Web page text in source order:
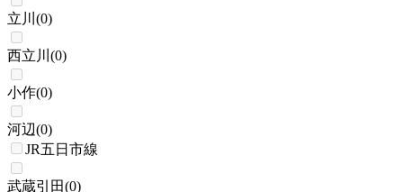
立川 (0)
西立川 (0)
小作(0)
河辺(0)
JR五日市線
武蔵引田(0)